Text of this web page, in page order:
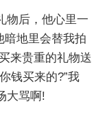
物后，他心里一
暗地里会替我拍
来贵重的礼物送
钱买来的?”我
大骂啊!